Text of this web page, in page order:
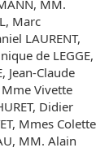
MM.
Marc
LAURENT,
de LEGGE,
Jean-Claude
Mme Vivette
Didier
Mmes Colette
MM. Alain